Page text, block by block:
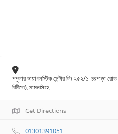
পপুলার ডায়াগনস্টিক সেন্টার লিঃ ২৫২/১, চরপাড়া
বিদীতে), মামনসিংহ
Get Directions
01301391051